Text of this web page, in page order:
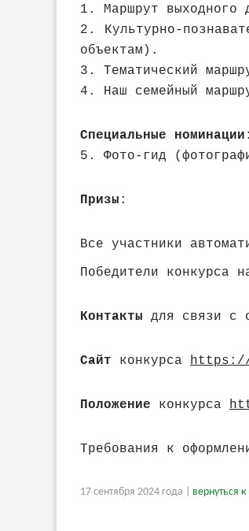
1. Маршрут выходного
2. Культурно-
объектам).
3. Тематический
4. Наш семейный
Специальные номинации:
5. Фото-гид
Призы :
Все участники
Победители конкурса
Контакты для связи с
Сайт конкурса https://
Положение конкурса
Требования к
17 сентября 2024 года | вернуться